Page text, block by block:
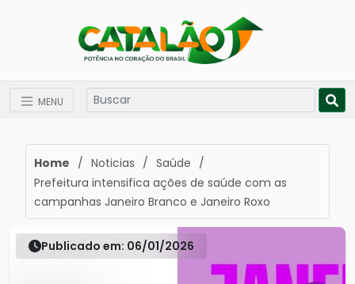
MENU
Home / Noticias / Saúde /
Prefeitura intensifica ações de saúde com as
campanhas Janeiro Branco e Janeiro Roxo
Publicado em: 06/01/2026